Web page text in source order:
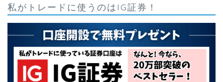
私がトレードに使うのはIG証券！